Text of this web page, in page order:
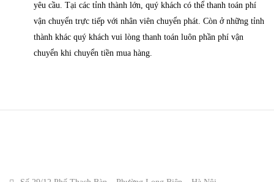
yêu cầu. Tại các tỉnh thành lớn, quý khách có thể thanh toán phí
vận chuyển trực tiếp với nhân viên chuyển phát. Còn ở những tỉnh
thành khác quý khách vui lòng thanh toán luôn phần phí vận
chuyển khi chuyển tiền mua hàng.